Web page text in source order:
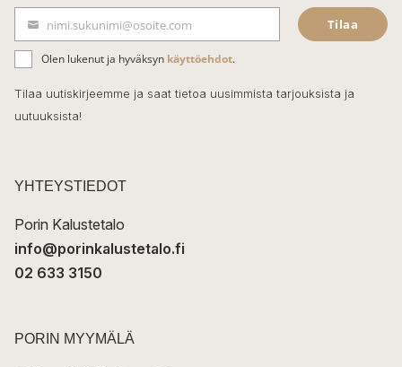
b
o
o
k
ä
h
k
t
nimi.sukunimi@osoite.com Tilaa
Olen lukenut ja hyväksyn käyttöehdot.
Tilaa uutiskirjeemme ja saat tietoa uusimmista tarjouksista ja
uutuuksista!
YHTEYSTIEDOT
Porin Kalustetalo
info@porinkalustetalo.fi
02 633 3150
PORIN MYYMÄLÄ